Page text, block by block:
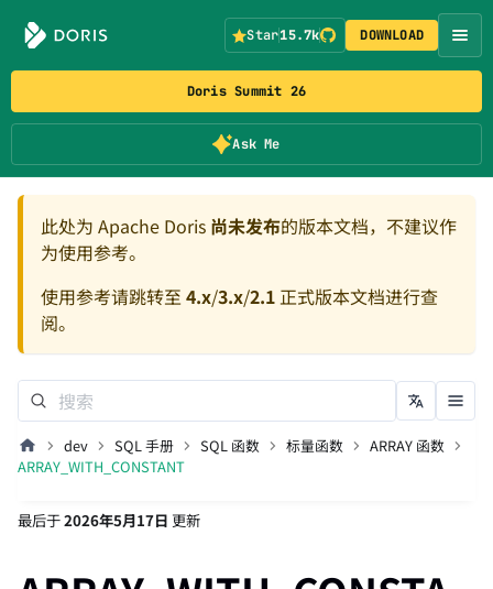
Doris Summit 26
Ask Me
Star15.7k DOWNLOAD
此处为 Apache Doris 尚未发布的版本文档，不建议作
为使用参考。
使用参考请跳转至 4.x/3.x/2.1正式版本文档进行查
阅。
dev SQL 手册 SQL 函数 标量函数
ARRAY 函数
ARRAY_WITH_CONSTANT
最后于2026年5月17日 更新